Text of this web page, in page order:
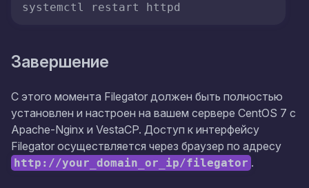
systemctl restart httpd
Завершение
С этого момента Filegator должен быть полностью
установлен и настроен на вашем сервере CentOS 7 с
Apache-Nginx и VestaCP. Доступ к интерфейсу
Filegator осуществляется через браузер по адресу
http://your_domain_or_ip/filegator .